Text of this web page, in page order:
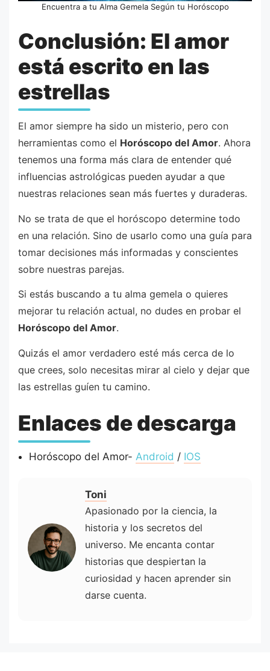
Encuentra a tu Alma Gemela Según tu Horóscopo
Conclusión: El amor
está escrito en las
estrellas
El amor siempre ha sido un misterio, pero con
herramientas como el Horóscopo del Amor. Ahora
tenemos una forma más clara de entender qué
influencias astrológicas pueden ayudar a que
nuestras relaciones sean más fuertes y duraderas.
No se trata de que el horóscopo determine todo
en una relación. Sino de usarlo como una guía para
tomar decisiones más informadas y conscientes
sobre nuestras parejas.
Si estás buscando a tu alma gemela o quieres
mejorar tu relación actual, no dudes en probar el
Horóscopo del Amor.
Quizás el amor verdadero esté más cerca de lo
que crees, solo necesitas mirar al cielo y dejar que
las estrellas guíen tu camino.
Enlaces de descarga
Horóscopo del Amor- Android / IOS
Toni
Apasionado por la ciencia, la
historia y los secretos del
universo. Me encanta contar
historias que despiertan la
curiosidad y hacen aprender sin
darse cuenta.